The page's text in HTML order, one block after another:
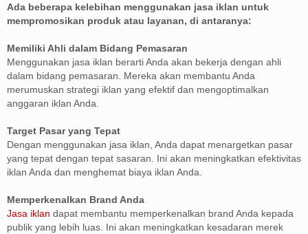
Ada beberapa kelebihan menggunakan jasa iklan untuk
mempromosikan produk atau layanan, di antaranya:
Memiliki Ahli dalam Bidang Pemasaran
Menggunakan jasa iklan berarti Anda akan bekerja dengan ahli
dalam bidang pemasaran. Mereka akan membantu Anda
merumuskan strategi iklan yang efektif dan mengoptimalkan
anggaran iklan Anda.
Target Pasar yang Tepat
Dengan menggunakan jasa iklan, Anda dapat menargetkan pasar
yang tepat dengan tepat sasaran. Ini akan meningkatkan efektivitas
iklan Anda dan menghemat biaya iklan Anda.
Memperkenalkan Brand Anda
Jasa iklan dapat membantu memperkenalkan brand Anda kepada
publik yang lebih luas. Ini akan meningkatkan kesadaran merek